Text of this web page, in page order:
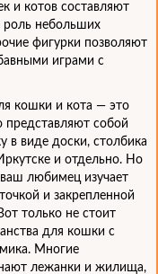
и котов составляют
небольших
фигурки позволяют
играми с
кошки и кота — это
представляют собой
в виде доски, столбика
и отдельно. Но
любимец изучает
и закрепленной
только не стоит
для кошки с
Многие
лежанки и жилища,